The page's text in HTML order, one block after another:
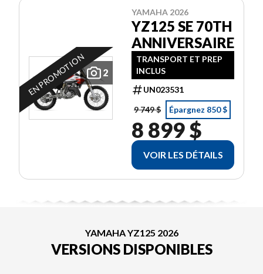
2
EN PROMOTION
YAMAHA 2026
YZ125 SE 70TH
ANNIVERSAIRE
TRANSPORT ET PREP
INCLUS
UN023531
9 749 $
Épargnez 850 $
8 899 $
VOIR LES DÉTAILS
YAMAHA YZ125 2026
VERSIONS DISPONIBLES